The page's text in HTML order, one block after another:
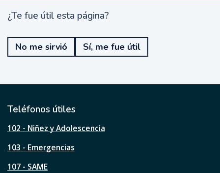
¿
e
u
t
l
s
a
á
¿Te fue útil esta página?
No me sirvió Sí, me fue útil
Teléfonos útiles
102 - Niñez y Adolescencia
103 - Emergencias
107 - SAME